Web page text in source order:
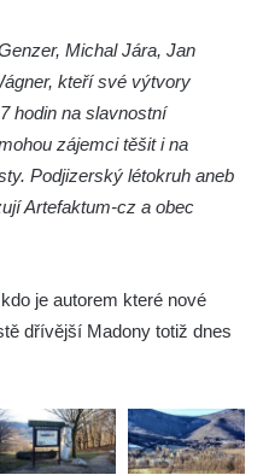
nad
Michal Jára, Jan
kteří své výtvory
hodin na slavnostní
zájemci těšit i na
Podjizerský létokruh aneb
Artefaktum-cz a obec
je autorem které nové
dřívější Madony totiž dnes